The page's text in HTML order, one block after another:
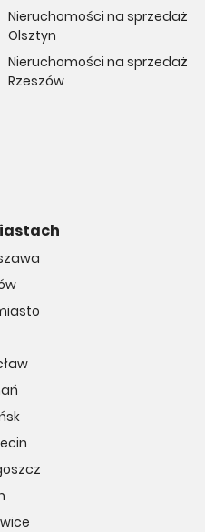
Nieruchomości na sprzedaż
Olsztyn
Nieruchomości na sprzedaż
Rzeszów